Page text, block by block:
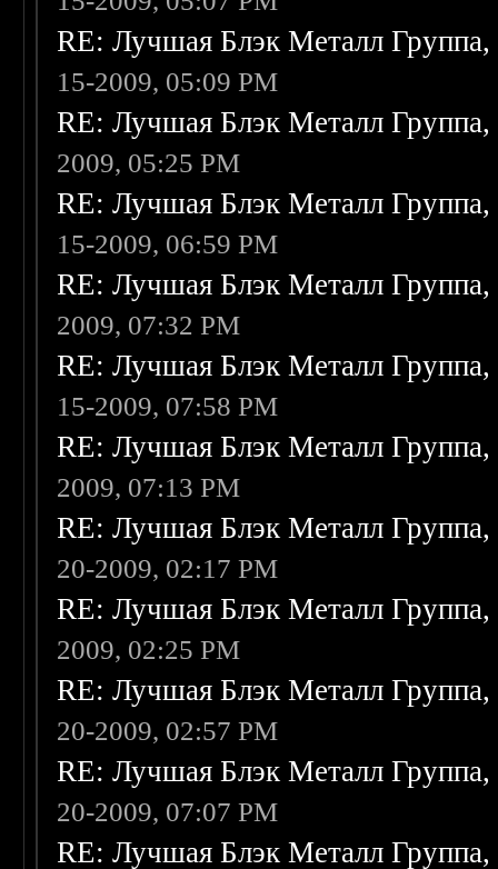
RE: Лучшая Блэк Металл
15-2009, 05:09 PM
RE: Лучшая Блэк Металл
2009, 05:25 PM
RE: Лучшая Блэк Металл
15-2009, 06:59 PM
RE: Лучшая Блэк Металл
2009, 07:32 PM
RE: Лучшая Блэк Металл
15-2009, 07:58 PM
RE: Лучшая Блэк Металл
2009, 07:13 PM
RE: Лучшая Блэк Металл
20-2009, 02:17 PM
RE: Лучшая Блэк Металл
2009, 02:25 PM
RE: Лучшая Блэк Металл
20-2009, 02:57 PM
RE: Лучшая Блэк Металл
20-2009, 07:07 PM
RE: Лучшая Блэк Металл